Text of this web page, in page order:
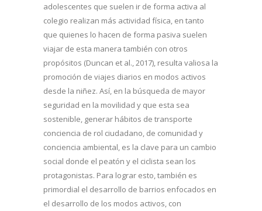
adolescentes que suelen ir de forma activa al
colegio realizan más actividad física, en tanto
que quienes lo hacen de forma pasiva suelen
viajar de esta manera también con otros
propósitos (Duncan et al., 2017), resulta valiosa la
promoción de viajes diarios en modos activos
desde la niñez. Así, en la búsqueda de mayor
seguridad en la movilidad y que esta sea
sostenible, generar hábitos de transporte
conciencia de rol ciudadano, de comunidad y
conciencia ambiental, es la clave para un cambio
social donde el peatón y el ciclista sean los
protagonistas. Para lograr esto, también es
primordial el desarrollo de barrios enfocados en
el desarrollo de los modos activos, con